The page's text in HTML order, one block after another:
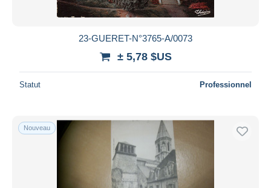
23-GUERET-N°3765-A/0073
± 5,78 $US
Statut Professionnel
Nouveau